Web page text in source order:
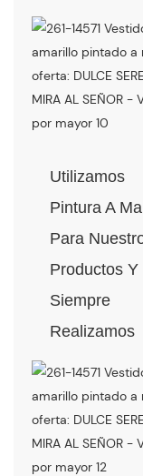
Utilizamos
Pintura A
Para
Productos Y
Siempre
Realizamos
Caída Antes
La